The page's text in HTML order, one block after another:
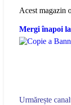
Acest magazin
Mergi înapoi
Urmărește